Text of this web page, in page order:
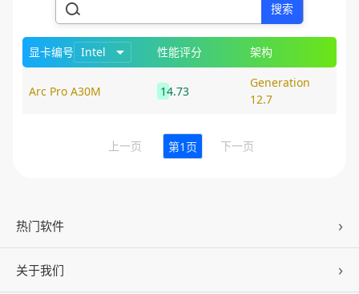
搜索
显卡编号 Intel 性能评分 架构
Arc Pro A30M 14.73
Generation
12.7
上一页 第1页 下一页
热门软件
驱动人生
关于我们